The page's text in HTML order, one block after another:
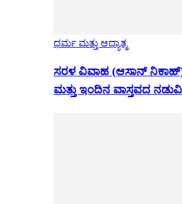
ಧರ್ಮ ಮತ್ತು ಆಧ್ಯಾತ್ಮ
ಸರಳ ವಿವಾಹ (ಆಸಾನ್
ಮತ್ತು ಇಂದಿನ ವಾಸ್ತವದ